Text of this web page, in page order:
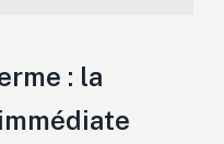
: la